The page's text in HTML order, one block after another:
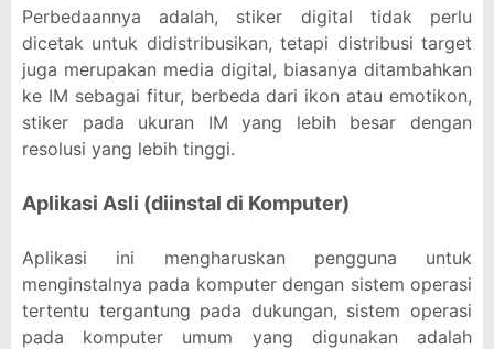
Perbedaannya adalah, stiker digital tidak perlu
dicetak untuk didistribusikan, tetapi distribusi target
juga merupakan media digital, biasanya ditambahkan
ke IM sebagai fitur, berbeda dari ikon atau emotikon,
stiker pada ukuran IM yang lebih besar dengan
resolusi yang lebih tinggi.
Aplikasi Asli (diinstal di Komputer)
Aplikasi ini mengharuskan pengguna untuk
menginstalnya pada komputer dengan sistem operasi
tertentu tergantung pada dukungan, sistem operasi
pada komputer umum yang digunakan adalah